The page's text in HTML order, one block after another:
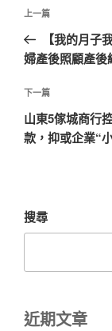
導
覽
上
一
篇
章
上一篇
【我的月
婦產後照顧產後
下
一
篇
下一篇
山東5傢城商行
款，抑或企業“
搜尋
近期文章